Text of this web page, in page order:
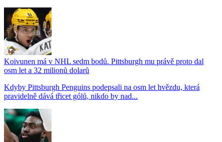
Koivunen má v NHL sedm bodů. Pittsburgh mu právě proto dal
osm let a 32 milionů dolarů
Kdyby Pittsburgh Penguins podepsali na osm let hvězdu, která
pravidelně dává třicet gólů, nikdo by nad...